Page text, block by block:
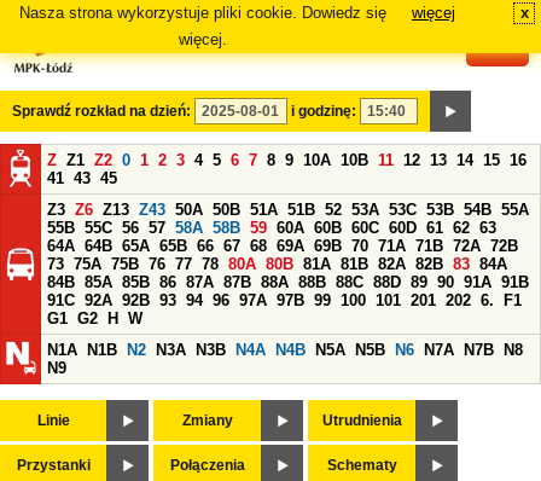
Nasza strona wykorzystuje pliki cookie. Dowiedz się
więcej.
więcej x
Sprawdź rozkład na dzień: i godzinę:
Z Z1 Z2 0 1 2 3 4 5 6 7 8 9 10A 10B 11 12 13 14 15 16
41 43 45
Z3 Z6 Z13 Z43 50A 50B 51A 51B 52 53A 53C 53B 54B 55A
55B 55C 56 57 58A 58B 59 60A 60B 60C 60D 61 62 63
64A 64B 65A 65B 66 67 68 69A 69B 70 71A 71B 72A 72B
73 75A 75B 76 77 78 80A 80B 81A 81B 82A 82B 83 84A
84B 85A 85B 86 87A 87B 88A 88B 88C 88D 89 90 91A 91B
91C 92A 92B 93 94 96 97A 97B 99 100 101 201 202 6.
F1
G1 G2 H
W
N1A
N1B N2 N3A N3B N4A N4B N5A N5B N6 N7A N7B
N8
N9
Linie Zmiany Utrudnienia
Przystanki Połączenia Schematy